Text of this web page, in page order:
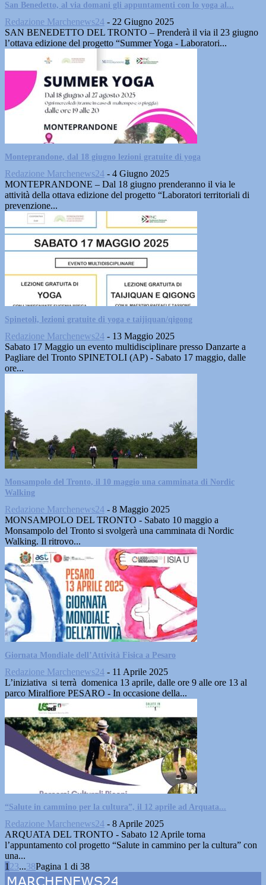
San Benedetto, al via domani gli appuntamenti con lo yoga al...
Redazione Marchenews24 - 22 Giugno 2025
SAN BENEDETTO DEL TRONTO – Prenderà il via il 23 giugno
l’ottava edizione del progetto “Summer Yoga - Laboratori...
Monteprandone, dal 18 giugno lezioni gratuite di yoga
Redazione Marchenews24 - 4 Giugno 2025
MONTEPRANDONE – Dal 18 giugno prenderanno il via le
attività della ottava edizione del progetto “Laboratori territoriali di
prevenzione...
Spinetoli, lezioni gratuite di yoga e taijiquan/qigong
Redazione Marchenews24 - 13 Maggio 2025
Sabato 17 Maggio un evento multidisciplinare presso Danzarte a
Pagliare del Tronto SPINETOLI (AP) - Sabato 17 maggio, dalle
ore...
Monsampolo del Tronto, il 10 maggio una camminata di Nordic
Walking
Redazione Marchenews24 - 8 Maggio 2025
MONSAMPOLO DEL TRONTO - Sabato 10 maggio a
Monsampolo del Tronto si svolgerà una camminata di Nordic
Walking. Il ritrovo...
Giornata Mondiale dell’Attività Fisica a Pesaro
Redazione Marchenews24 - 11 Aprile 2025
L’iniziativa si terrà domenica 13 aprile, dalle ore 9 alle ore 13 al
parco Miralfiore PESARO - In occasione della...
“Salute in cammino per la cultura”, il 12 aprile ad Arquata...
Redazione Marchenews24 - 8 Aprile 2025
ARQUATA DEL TRONTO - Sabato 12 Aprile torna
l’appuntamento col progetto “Salute in cammino per la cultura” con
una...
1 23...38Pagina 1 di 38